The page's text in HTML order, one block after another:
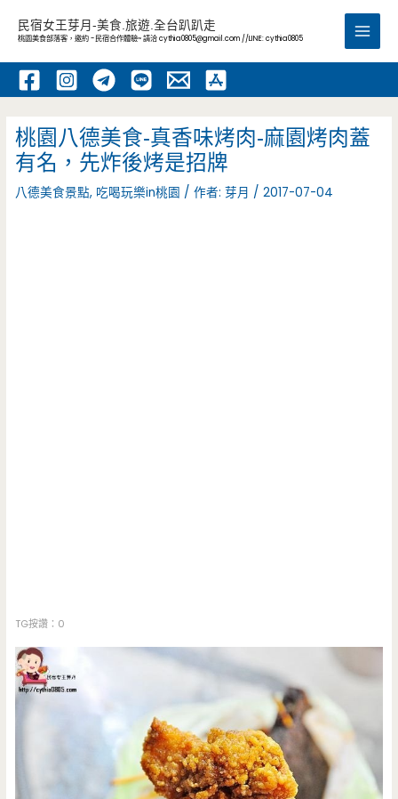
內
民宿女王芽月-美食.旅遊.全台趴趴走
桃園美食部落客，邀約 -民宿合作體驗~ 請洽cythia0805@gmail.com //LINE: cythia0805
Main
桃園八德美食-真香味烤肉-麻園烤肉蓋
有名，先炸後烤是招牌
八德美食景點, 吃喝玩樂in桃園 / 作者:芽月 /2017-07-04
TG按讚：0